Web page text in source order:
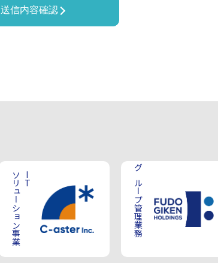
送信内容確認
IT
ソリューション事業 グループ管理業務